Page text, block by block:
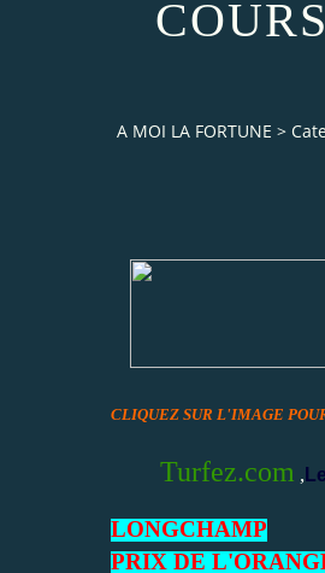
A MOI LA FORTUNE >
CLIQUEZ SUR L'IMAGE
Turfez.com ,
LONGCHAMP
PRIX DE